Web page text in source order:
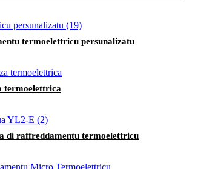
termoelettricu persunalizatu
termoelettrica
di raffreddamentu termoelettricu